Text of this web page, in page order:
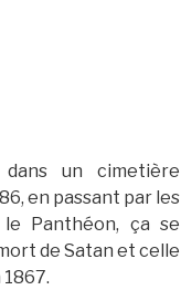
dans un cimetière
en passant par les
Panthéon, ça se
de Satan et celle